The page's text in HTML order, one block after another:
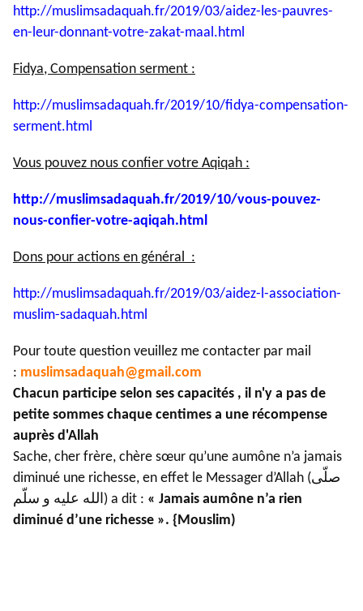
http://muslimsadaquah.fr/2019/03/aidez-les-pauvres-
en-leur-donnant-votre-zakat-maal.html
Fidya, Compensation serment :
http://muslimsadaquah.fr/2019/10/fidya-compensation-
serment.html
Vous pouvez nous confier votre Aqiqah :
http://muslimsadaquah.fr/2019/10/vous-pouvez-
nous-confier-votre-aqiqah.html
Dons pour actions en général :
http://muslimsadaquah.fr/2019/03/aidez-l-association-
muslim-sadaquah.html
Pour toute question veuillez me contacter par mail
: muslimsadaquah@gmail.com
Chacun participe selon ses capacités , il n'y a pas de
petite sommes chaque centimes a une récompense
auprès d'Allah
Sache, cher frère, chère sœur qu’une aumône n’a jamais
diminué une richesse, en effet le Messager d’Allah (صلّى
الله عليه و سلّم) a dit : « Jamais aumône n’a rien
diminué d’une richesse ». {Mouslim)